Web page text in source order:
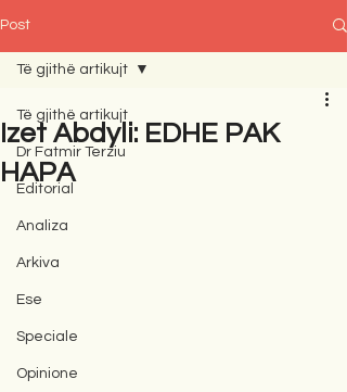
Post
Të gjithë artikujt
Dr Fatmir Terziu
Editorial
Analiza
Arkiva
Ese
Speciale
Opinione
Të gjithë artikujt
Izet Abdyli: EDHE PAK
HAPA